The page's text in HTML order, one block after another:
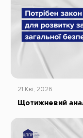
21 Кві, 2026
Щотижневий